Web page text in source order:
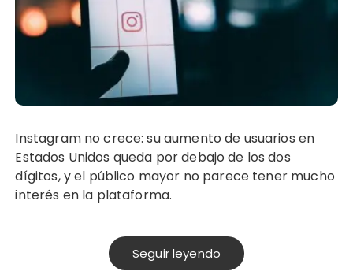
Instagram no crece: su aumento de usuarios en
Estados Unidos queda por debajo de los dos
dígitos, y el público mayor no parece tener mucho
interés en la plataforma.
Seguir leyendo